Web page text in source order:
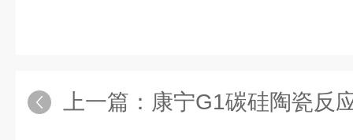
上一篇： 康宁G1碳硅陶瓷反